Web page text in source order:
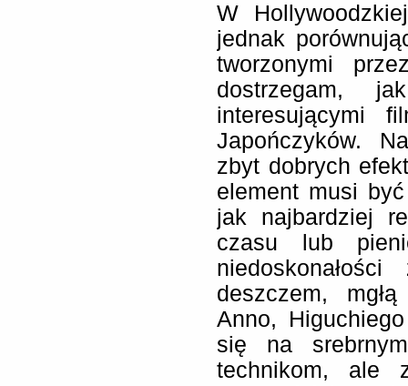
W
jednak
tworzonymi
dostrzegam,
interesującymi
Japończyków.
zbyt dobrych
element musi
jak najbardziej
czasu lub
deszczem,
Anno,
się na
technikom, ale